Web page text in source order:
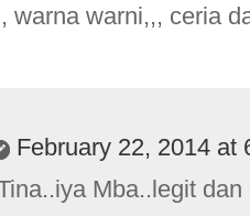
warna warni,,, ceria
February 22, 2014 at
Mba..legit dan